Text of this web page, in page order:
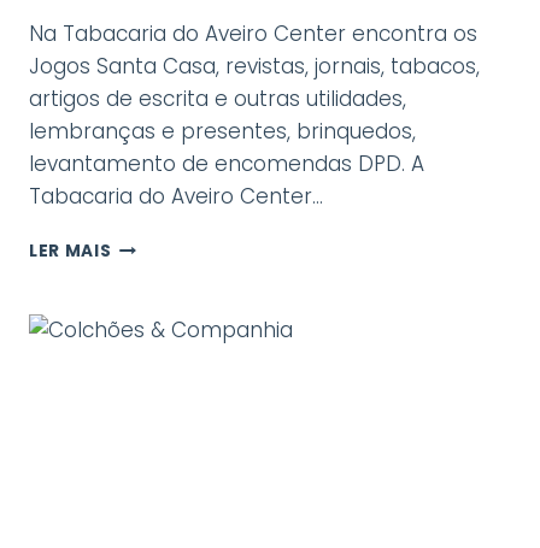
Na Tabacaria do Aveiro Center encontra os
Jogos Santa Casa, revistas, jornais, tabacos,
artigos de escrita e outras utilidades,
lembranças e presentes, brinquedos,
levantamento de encomendas DPD. A
Tabacaria do Aveiro Center…
LER MAIS A